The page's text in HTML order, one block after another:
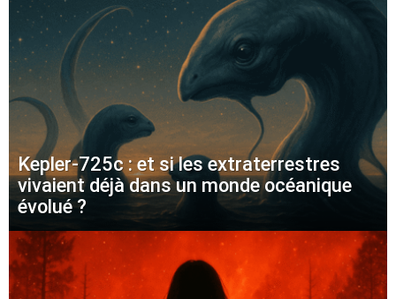
Kepler-725c : et si les extraterrestres
vivaient déjà dans un monde océanique
évolué ?